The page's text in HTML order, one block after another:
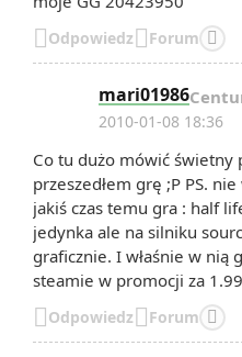
OdpowiedzForum 
mari01986
2010-01-08 18:36
Co tu dużo mówić świetny
przeszedłem grę ;P PS.
jakiś czas temu gra : half
jedynka ale na silniku
graficznie. I właśnie w nią
steamie w promocji za
OdpowiedzForum 